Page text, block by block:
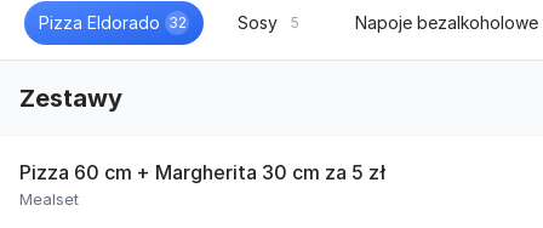
Pizza Eldorado 32 Sosy 5 Napoje bezalkoholowe
Zestawy
Pizza 60 cm + Margherita 30 cm za 5 zł
Mealset